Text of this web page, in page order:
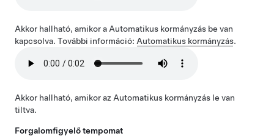
Akkor hallható, amikor a Automatikus kormányzás be van
kapcsolva. További információ: Automatikus kormányzás.
Akkor hallható, amikor az Automatikus kormányzás le van
tiltva.
Forgalomfigyelő tempomat